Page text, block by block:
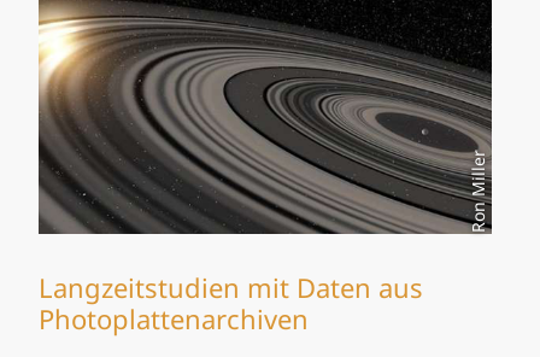
Ron Miller
Langzeitstudien mit Daten aus
Photoplattenarchiven